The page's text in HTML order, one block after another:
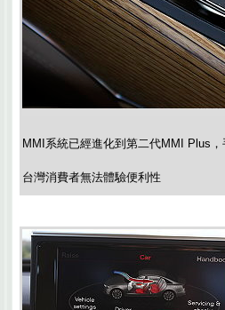
MMI系統已經進化到第二代MMI Plus
台灣消費者無法體驗便利性